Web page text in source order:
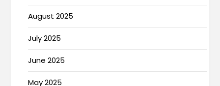
August 2025
July 2025
June 2025
May 2025